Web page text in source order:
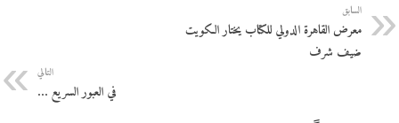
السابق
معرض القاهرة الدولي للكتاب يختار الكويت
ضيف شرف
التالي
في العبور السريع …